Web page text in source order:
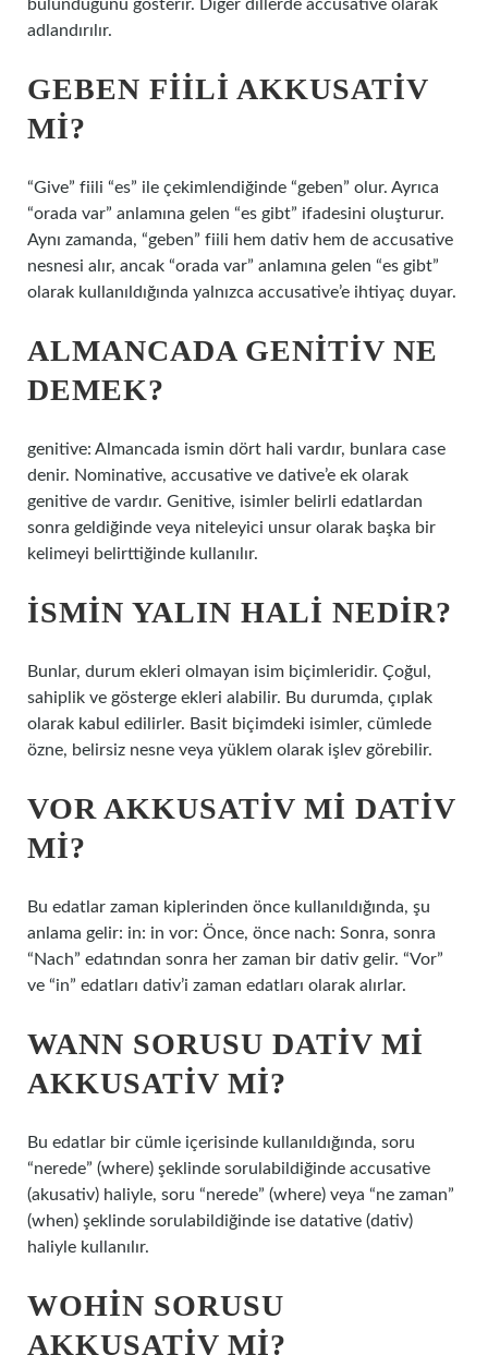
bulunduğunu gösterir. Diğer dillerde accusative olarak
adlandırılır.
GEBEN FIILI AKKUSATIV
MI?
“Give” fiili “es” ile çekimlendiğinde “geben” olur. Ayrıca
“orada var” anlamına gelen “es gibt” ifadesini oluşturur.
Aynı zamanda, “geben” fiili hem dativ hem de accusative
nesnesi alır, ancak “orada var” anlamına gelen “es gibt”
olarak kullanıldığında yalnızca accusative’e ihtiyaç duyar.
ALMANCADA GENITIV NE
DEMEK?
genitive: Almancada ismin dört hali vardır, bunlara case
denir. Nominative, accusative ve dative’e ek olarak
genitive de vardır. Genitive, isimler belirli edatlardan
sonra geldiğinde veya niteleyici unsur olarak başka bir
kelimeyi belirttiğinde kullanılır.
İSMIN YALIN HALI NEDIR?
Bunlar, durum ekleri olmayan isim biçimleridir. Çoğul,
sahiplik ve gösterge ekleri alabilir. Bu durumda, çıplak
olarak kabul edilirler. Basit biçimdeki isimler, cümlede
özne, belirsiz nesne veya yüklem olarak işlev görebilir.
VOR AKKUSATIV MI DATIV
MI?
Bu edatlar zaman kiplerinden önce kullanıldığında, şu
anlama gelir: in: in vor: Önce, önce nach: Sonra, sonra
“Nach” edatından sonra her zaman bir dativ gelir. “Vor”
ve “in” edatları dativ’i zaman edatları olarak alırlar.
WANN SORUSU DATIV MI
AKKUSATIV MI?
Bu edatlar bir cümle içerisinde kullanıldığında, soru
“nerede” (where) şeklinde sorulabildiğinde accusative
(akusativ) haliyle, soru “nerede” (where) veya “ne zaman”
(when) şeklinde sorulabildiğinde ise datative (dativ)
haliyle kullanılır.
WOHIN SORUSU
AKKUSATIV MI?